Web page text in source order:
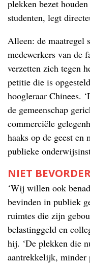
plekken bezet
studenten, legt
Alleen: de maatregel
medewerkers van de
verzetten zich tegen
petitie die is
hoogleraar Chinees.
de gemeenschap
commerciële
haaks op de geest en
publieke
NIET
‘Wij willen ook
bevinden in publiek
ruimtes die zijn
belastinggeld en
hij. ‘De plekken die
aantrekkelijk, minder